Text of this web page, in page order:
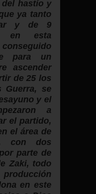
hastío y
ya tanto
y de 9
en esta
para un
ascender
de 25 los
Guerra, se
y el
a
el partido,
el área de
con dos
parte de
Zaki, todo
en este